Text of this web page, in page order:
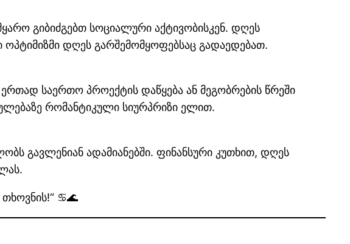
გიბიძგებთ სოციალური აქტივობისკენ. დღეს
ოპტიმიზმი დღეს გარშემომყოფებსაც გადაედებათ.
საერთო პროექტის დაწყება ან მეგობრების წრეში
რომანტიკული სიურპრიზი ელით.
გავლენიან ადამიანებში. ფინანსური კუთხით, დღეს
♋🌊